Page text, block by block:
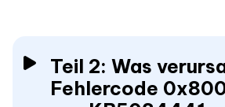
Teil 2: Was
Fehlercode